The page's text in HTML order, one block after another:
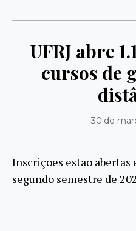
UFRJ abre
cursos de
30 de
Inscrições estão abertas
segundo semestre de